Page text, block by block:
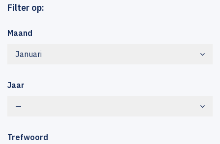
Filter op:
Maand
Januari
Jaar
—
Trefwoord